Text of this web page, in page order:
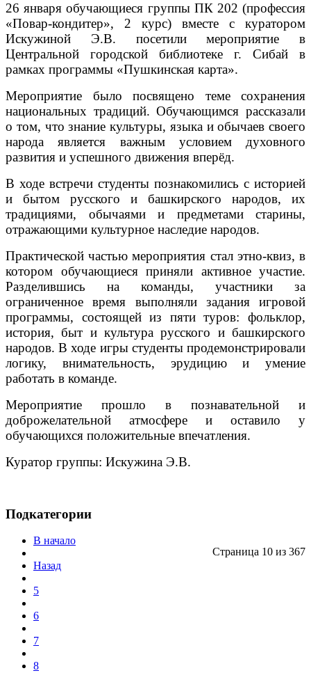
26 января обучающиеся группы ПК 202 (профессия
«Повар-кондитер», 2 курс) вместе с куратором
Искужиной Э.В. посетили мероприятие в
Центральной городской библиотеке г. Сибай в
рамках программы «Пушкинская карта».
Мероприятие было посвящено теме сохранения
национальных традиций. Обучающимся рассказали
о том, что знание культуры, языка и обычаев своего
народа является важным условием духовного
развития и успешного движения вперёд.
В ходе встречи студенты познакомились с историей
и бытом русского и башкирского народов, их
традициями, обычаями и предметами старины,
отражающими культурное наследие народов.
Практической частью мероприятия стал этно-квиз, в
котором обучающиеся приняли активное участие.
Разделившись на команды, участники за
ограниченное время выполняли задания игровой
программы, состоящей из пяти туров: фольклор,
история, быт и культура русского и башкирского
народов. В ходе игры студенты продемонстрировали
логику, внимательность, эрудицию и умение
работать в команде.
Мероприятие прошло в познавательной и
доброжелательной атмосфере и оставило у
обучающихся положительные впечатления.
Куратор группы: Искужина Э.В.
Подкатегории
Страница 10 из 367
В начало
Назад
5
6
7
8